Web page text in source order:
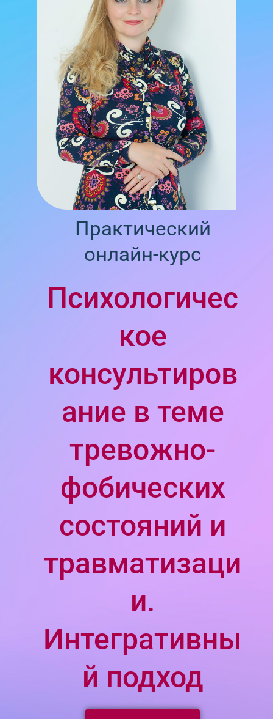
Практический
онлайн-курс
Психологичес
кое
консультиров
ание в теме
тревожно-
фобических
состояний и
травматизаци
и.
Интегративны
й подход